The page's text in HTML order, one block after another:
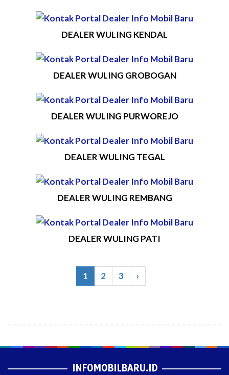
DEALER WULING KENDAL
DEALER WULING GROBOGAN
DEALER WULING PURWOREJO
DEALER WULING TEGAL
DEALER WULING REMBANG
DEALER WULING PATI
1 2 3 ›
INFOMOBILBARU.ID